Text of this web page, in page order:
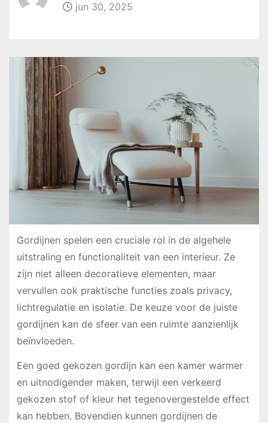
jun 30, 2025
Gordijnen spelen een cruciale rol in de algehele
uitstraling en functionaliteit van een interieur. Ze
zijn niet alleen decoratieve elementen, maar
vervullen ook praktische functies zoals privacy,
lichtregulatie en isolatie. De keuze voor de juiste
gordijnen kan de sfeer van een ruimte aanzienlijk
beïnvloeden.
Een goed gekozen gordijn kan een kamer warmer
en uitnodigender maken, terwijl een verkeerd
gekozen stof of kleur het tegenovergestelde effect
kan hebben. Bovendien kunnen gordijnen de